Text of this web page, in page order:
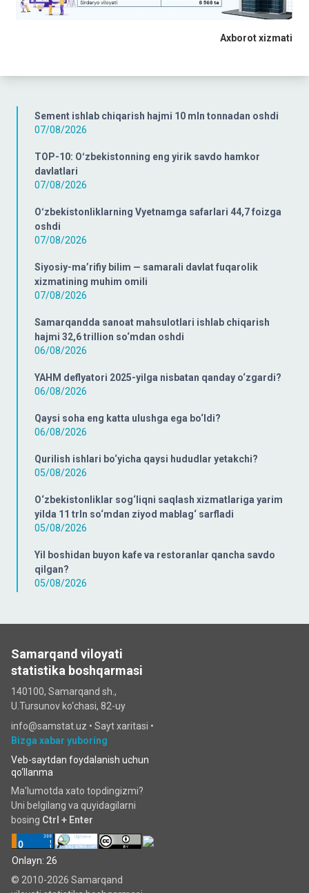
Sement ishlab chiqarish hajmi 10 mln tonnadan oshdi
07/08/2026
TOP-10: Oʻzbekistonning eng yirik savdo hamkor
davlatlari
07/08/2026
Oʻzbekistonliklarning Vyetnamga safarlari 44,7 foizga
oshdi
07/08/2026
Siyosiy-ma’rifiy bilim — samarali davlat fuqarolik
xizmatining muhim omili
07/08/2026
Samarqandda sanoat mahsulotlari ishlab chiqarish
hajmi 32,6 trillion so‘mdan oshdi
06/08/2026
YAHM deflyatori 2025-yilga nisbatan qanday o‘zgardi?
06/08/2026
Qaysi soha eng katta ulushga ega bo‘ldi?
06/08/2026
Qurilish ishlari bo‘yicha qaysi hududlar yetakchi?
05/08/2026
O‘zbekistonliklar sog‘liqni saqlash xizmatlariga yarim
yilda 11 trln so‘mdan ziyod mablag‘ sarfladi
05/08/2026
Yil boshidan buyon kafe va restoranlar qancha savdo
qilgan?
05/08/2026
Axborot xizmati
Samarqand viloyati
statistika boshqarmasi
140100, Samarqand sh.,
U.Tursunov ko‘chаsi, 82-uy
info@samstat.uz • Sayt xaritasi •
Bizga xabar yuboring
Veb-saytdan foydalanish uchun
qo‘llanma
Ma'lumotda xato topdingizmi?
Uni belgilang va quyidagilarni
bosing Ctrl + Enter
Onlayn: 26
© 2010-2026 Samarqand